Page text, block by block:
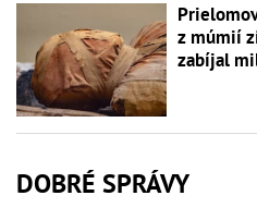
z múmií
zabíjal
DOBRÉ SPRÁVY